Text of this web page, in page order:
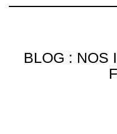
BLOG : NOS